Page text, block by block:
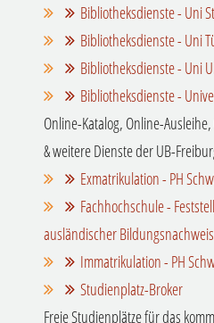
Bibliotheksdienste - Uni
Bibliotheksdienste - Uni
Bibliotheksdienste - Uni
Bibliotheksdienste -
Online-Katalog, Online-
& weitere Dienste der UB-
Exmatrikulation - PH
Fachhochschule -
ausländischer
Immatrikulation - PH
Studienplatz-Broker
Freie Studienplätze für das